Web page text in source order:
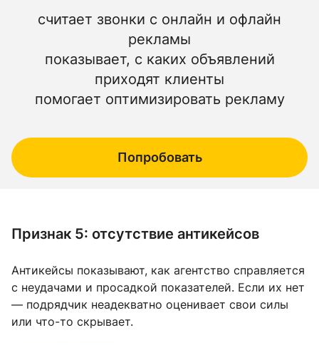
считает звонки с онлайн и офлайн
рекламы
показывает, с каких объявлений
приходят клиенты
помогает оптимизировать рекламу
Попробовать
Признак 5: отсутствие антикейсов
Антикейсы показывают, как агентство справляется
с неудачами и просадкой показателей. Если их нет
— подрядчик неадекватно оценивает свои силы
или что-то скрывает.